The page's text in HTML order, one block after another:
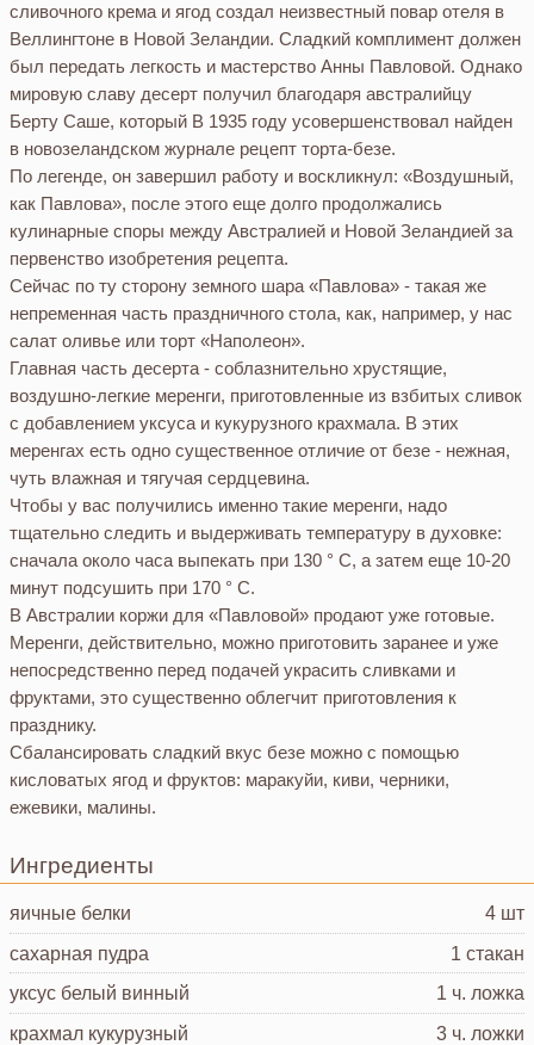
сливочного крема и ягод создал неизвестный повар отеля в
Веллингтоне в Новой Зеландии. Сладкий комплимент должен
был передать легкость и мастерство Анны Павловой. Однако
мировую славу десерт получил благодаря австралийцу
Берту Саше, который В 1935 году усовершенствовал найден
в новозеландском журнале рецепт торта-безе.
По легенде, он завершил работу и воскликнул: «Воздушный,
как Павлова», после этого еще долго продолжались
кулинарные споры между Австралией и Новой Зеландией за
первенство изобретения рецепта.
Сейчас по ту сторону земного шара «Павлова» - такая же
непременная часть праздничного стола, как, например, у нас
салат оливье или торт «Наполеон».
Главная часть десерта - соблазнительно хрустящие,
воздушно-легкие меренги, приготовленные из взбитых сливок
с добавлением уксуса и кукурузного крахмала. В этих
меренгах есть одно существенное отличие от безе - нежная,
чуть влажная и тягучая сердцевина.
Чтобы у вас получились именно такие меренги, надо
тщательно следить и выдерживать температуру в духовке:
сначала около часа выпекать при 130 ° С, а затем еще 10-20
минут подсушить при 170 ° С.
В Австралии коржи для «Павловой» продают уже готовые.
Меренги, действительно, можно приготовить заранее и уже
непосредственно перед подачей украсить сливками и
фруктами, это существенно облегчит приготовления к
празднику.
Сбалансировать сладкий вкус безе можно с помощью
кисловатых ягод и фруктов: маракуйи, киви, черники,
ежевики, малины.
Ингредиенты
яичные белки
4 шт
сахарная пудра
1 стакан
уксус белый винный
1 ч. ложка
крахмал кукурузный
3 ч. ложки